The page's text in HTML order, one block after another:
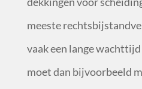
meeste
vaak een lange
moet dan bijvoorbeeld